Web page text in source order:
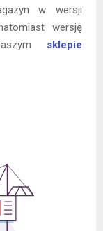
w wersji
wersję
sklepie